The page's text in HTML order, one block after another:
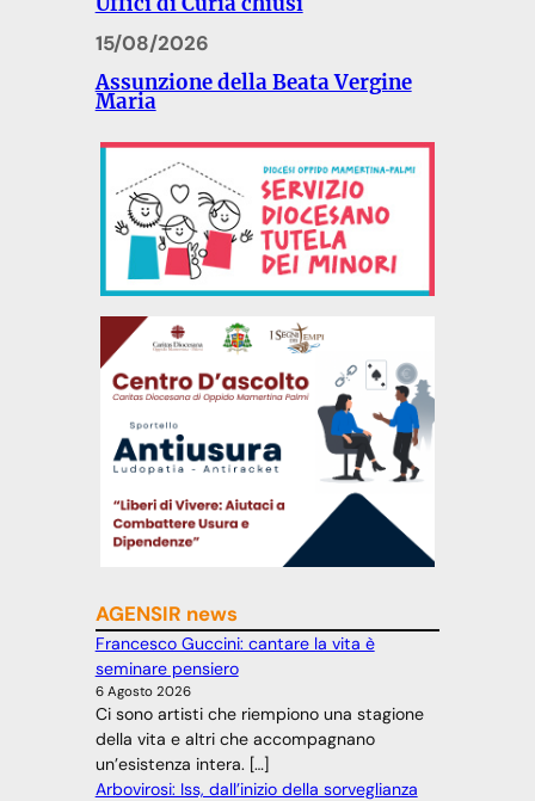
15/08/2026
Assunzione della Beata Vergine
Maria
AGENSIR news
Francesco Guccini: cantare la vita è
seminare pensiero
6 Agosto 2026
Ci sono artisti che riempiono una stagione
della vita e altri che accompagnano
un’esistenza intera. […]
Arbovirosi: Iss, dall’inizio della sorveglianza